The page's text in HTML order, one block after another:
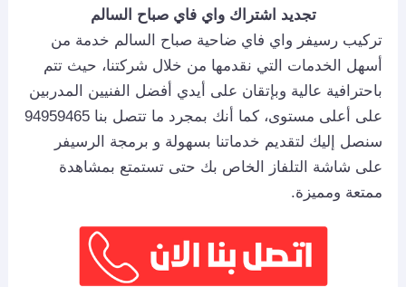
تجديد اشتراك واي فاي صباح السالم
تركيب رسيفر واي فاي ضاحية صباح السالم خدمة من
أسهل الخدمات التي نقدمها من خلال شركتنا، حيث تتم
باحترافية عالية وبإتقان على أيدي أفضل الفنيين المدربين
على أعلى مستوى، كما أنك بمجرد ما تتصل بنا 94959465
سنصل إليك لتقديم خدماتنا بسهولة و برمجة الرسيفر
على شاشة التلفاز الخاص بك حتى تستمتع بمشاهدة
ممتعة ومميزة.